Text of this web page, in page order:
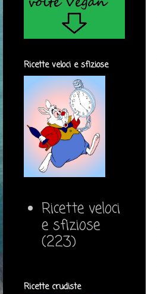
Ricette veloci e sfiziose
Ricette veloci
e sfiziose
(223)
Ricette crudiste